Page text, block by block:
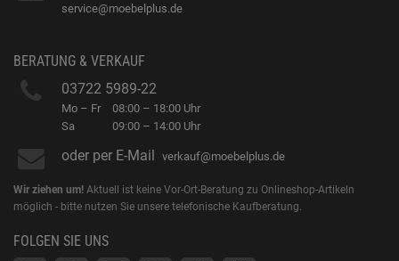
service@moebelplus.de
BERATUNG & VERKAUF
03722 5989-22
Mo – Fr
Sa
08:00 – 18:00 Uhr
09:00 – 14:00 Uhr
oder per E-Mail verkauf@moebelplus.de
Wir ziehen um! Aktuell ist keine Vor-Ort-Beratung zu Onlineshop-Artikeln
möglich - bitte nutzen Sie unsere telefonische Kaufberatung.
FOLGEN SIE UNS